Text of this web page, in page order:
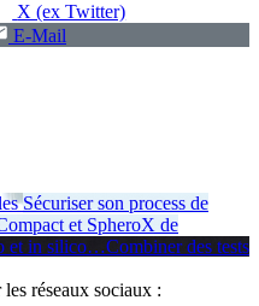
X (ex Twitter)
E-Mail
Sécuriser son process de
et SpheroX de
et in silico…Combiner des tests
réseaux sociaux :